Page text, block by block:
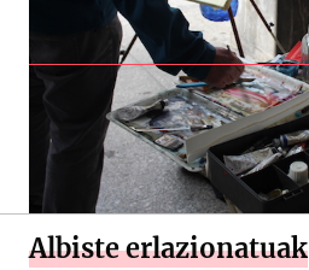
Albiste erlazionatuak